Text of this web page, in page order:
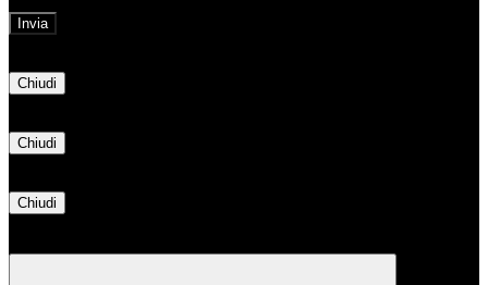
Chiudi
Chiudi
Chiudi